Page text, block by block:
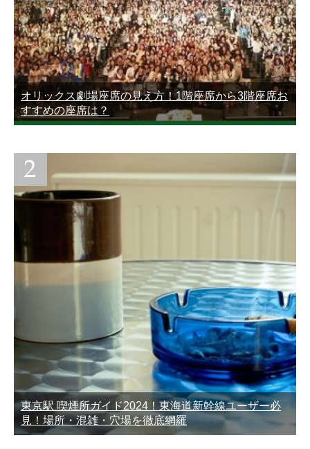
オリックス劇場座席の見え方！1階座席から3階座席お
すすめの座席は？
東京駅 喫煙所ガイド2024！東海道新幹線ユーザー必
見！場所・混雑・穴場を徹底網羅